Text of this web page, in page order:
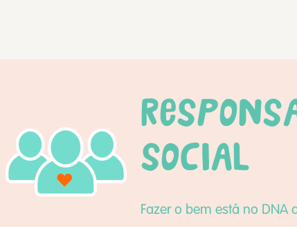
social
Fazer o bem está no DNA